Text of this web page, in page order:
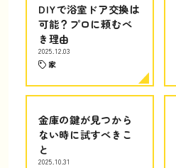
DIYで浴室ドア交換は
可能？プロに頼むべ
き理由
2025.12.03
家
金庫の鍵が見つから
ない時に試すべきこ
と
2025.10.31